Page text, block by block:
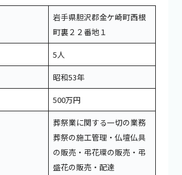
岩手県胆沢郡金ケ崎町西根
町裏２２番地１
5人
昭和53年
500万円
葬祭業に関する一切の業務
葬祭の施工管理・仏壇仏具
の販売・弔花環の販売・弔
盛花の販売・配達